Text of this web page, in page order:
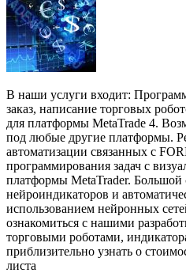
В наши услуги входит:
заказ, написание торговых
для платформы MetaTrade 4.
под любые другие платформы.
автоматизации связанных с
программирования задач с
платформы MetaTrader. Большой
нейроиндикаторов и
использованием нейронных
ознакомиться с нашими
торговыми роботами,
приблизительно узнать о
листа